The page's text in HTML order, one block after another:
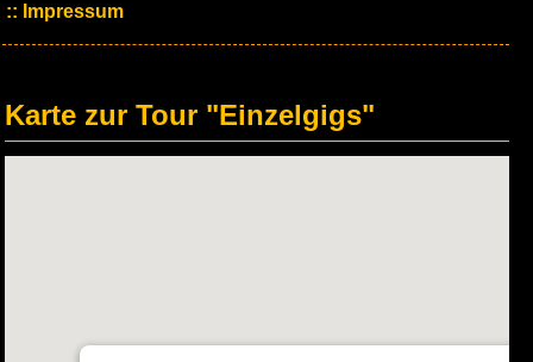
Impressum
Karte zur Tour "Einzelgigs"